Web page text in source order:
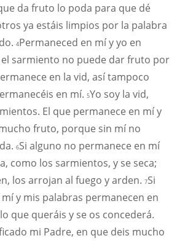
da fruto lo poda para que dé
ya estáis limpios por la palabra
4Permaneced en mí y yo en
sarmiento no puede dar fruto por
en la vid, así tampoco
en mí. 5Yo soy la vid,
El que permanece en mí y
fruto, porque sin mí no
6Si alguno no permanece en mí
como los sarmientos, y se seca;
los arrojan al fuego y arden. 7Si
y mis palabras permanecen en
que queráis y se os concederá.
mi Padre, en que deis mucho